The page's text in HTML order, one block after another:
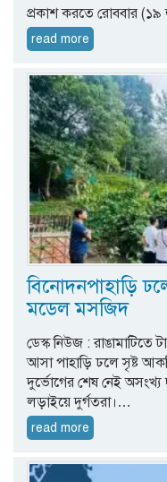
প্রকাশ করতে রোববার
read more
বিনোদনপাহাড়ি
মডেল মসজিদ
ডেস্ক নিউজ : রাঙামাটিতে
আসা পাহাড়ি ঢলে সৃষ্ট
দুর্ভোগের শেষ নেই অসংখ্য
লড়াইয়ে দুর্গতরা।…
read more